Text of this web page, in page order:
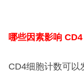
哪些因素影响
CD4细胞计数可以